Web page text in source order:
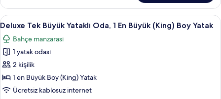
detay
Deluxe
Tek
Büyük
Yataklı
Oda,
1
En
Deluxe Tek Büyük Yataklı Oda, 1 En
5
Deluxe Tek Büyük Yataklı Oda, 1 En Büyük (King) Boy Yatak
Bahçe manzarası
1 yatak odası
2 kişilik
1 en Büyük Boy (King) Yatak
Ücretsiz kablosuz internet